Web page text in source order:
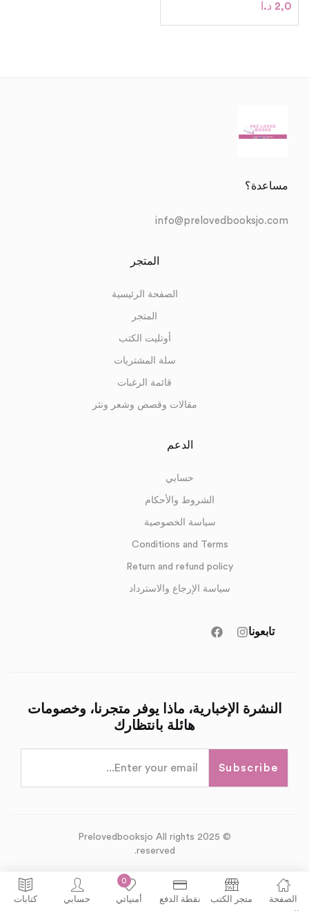
الصفحة
متجر الكتب نقطة الدفع
0
أمنياتي حسابي كتابات
2,0 د.ا
مساعدة؟
info@prelovedbooksjo.com
المتجر
الصفحة الرئيسية
المتجر
أوتليت الكتب
سلة المشتريات
قائمة الرغبات
مقالات وقصص وشعر ونثر
الدعم
حسابي
الشروط والأحكام
سياسة الخصوصية
Conditions and Terms
Return and refund policy
سياسة الإرجاع والاسترداد
تابعونا
النشرة الإخبارية، ماذا يوفر متجرنا، وخصومات
هائلة بانتظارك
Subscribe
© 2025 Prelovedbooksjo All rights
reserved.